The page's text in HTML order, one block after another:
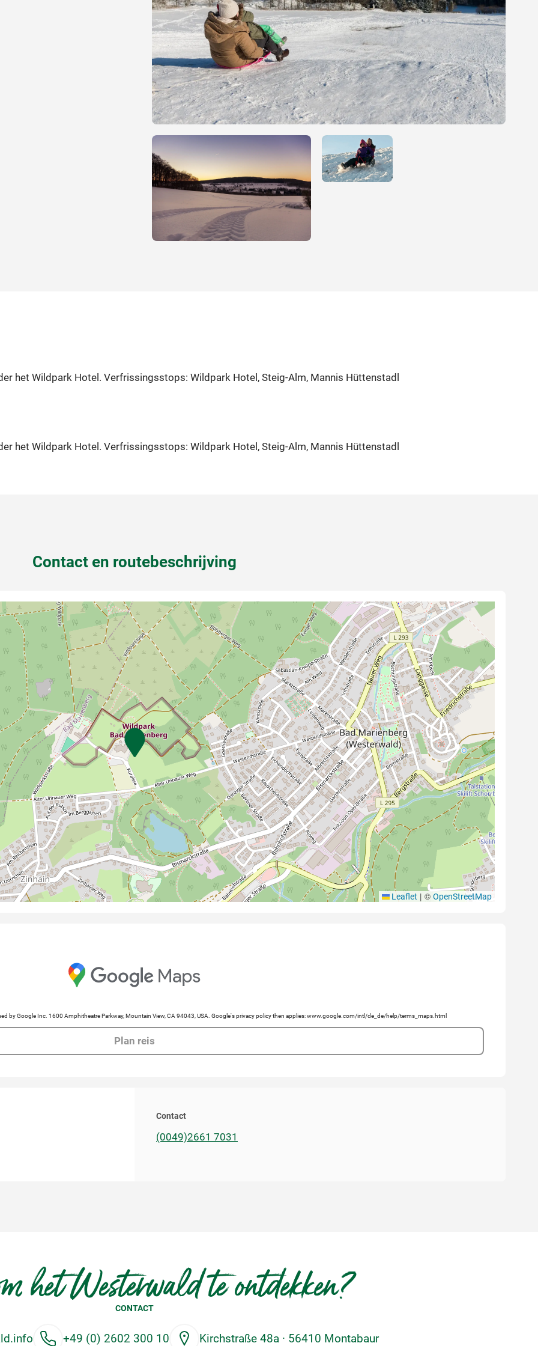
het Wildpark Hotel. Verfrissingsstops: Wildpark Hotel, Steig-Alm, Mannis Hüttenstadl
het Wildpark Hotel. Verfrissingsstops: Wildpark Hotel, Steig-Alm, Mannis Hüttenstadl
Contact en routebeschrijving
Leaflet | ©OpenStreetMap
by Google Inc. 1600 Amphitheatre Parkway, Mountain View, CA 94043, USA. Google's privacy policy then applies: www.google.com/intl/de_de/help/terms_maps.html
Plan reis
Contact
(0049)2661 7031
het Westerwald te ontdekken?
CONTACT
+49 (0) 2602 300 10 Kirchstraße 48a · 56410 Montabaur